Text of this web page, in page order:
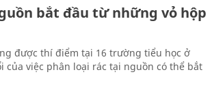
bắt đầu từ những vỏ hộp
được thí điểm tại 16 trường tiểu học ở
của việc phân loại rác tại nguồn có thể bắt